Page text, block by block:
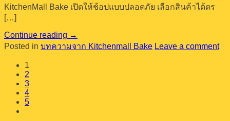
KitchenMall Bake เปิดให้ช้อปแบบปลอดภัย เลือกสินค้าได้ตร
[…]
Continue reading →
Posted in บทความจาก Kitchenmall Bake Leave a comment
1
2
3
4
5